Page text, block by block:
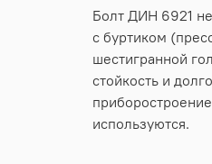
Болт ДИН 6921
с буртиком
шестигранной
стойкость и
используются.